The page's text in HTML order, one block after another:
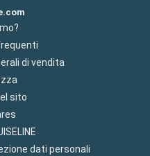
di vendita
sito
dati personali